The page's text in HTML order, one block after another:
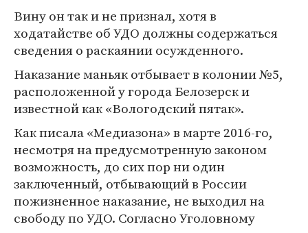
Вину он так и не признал, хотя в
ходатайстве об УДО должны содержаться
сведения о раскаянии осужденного.
Наказание маньяк отбывает в колонии №5,
расположенной у города Белозерск и
известной как «Вологодский пятак».
Как писала «Медиазона» в марте 2016-го,
несмотря на предусмотренную законом
возможность, до сих пор ни один
заключенный, отбывающий в России
пожизненное наказание, не выходил на
свободу по УДО. Согласно Уголовному